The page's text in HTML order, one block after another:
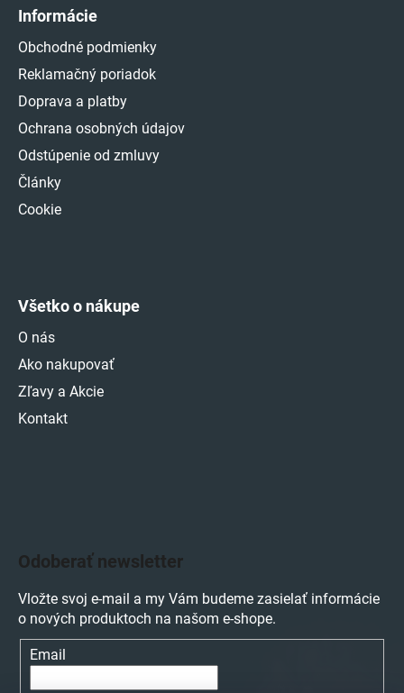
Informácie
Obchodné podmienky
Reklamačný poriadok
Doprava a platby
Ochrana osobných údajov
Odstúpenie od zmluvy
Články
Cookie
Všetko o nákupe
O nás
Ako nakupovať
Zľavy a Akcie
Kontakt
Odoberať newsletter
Vložte svoj e-mail a my Vám budeme zasielať informácie
o nových produktoch na našom e-shope.
Email